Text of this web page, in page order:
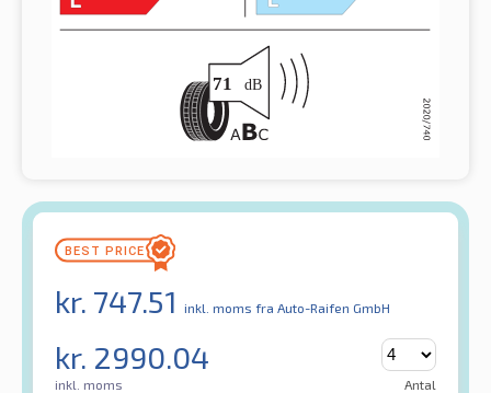
kr. 747.51 inkl. moms fra Auto-Raifen GmbH
kr. 2990.04
inkl. moms Antal